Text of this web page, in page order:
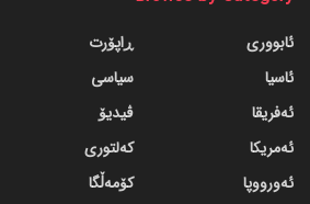
ئابووری
ئاسیا
ئەفریقا
ئەمریکا
ئەورووپا
ڕاپۆرت
سیاسی
ڤیدیۆ
کەلتوری
کۆمەڵگا